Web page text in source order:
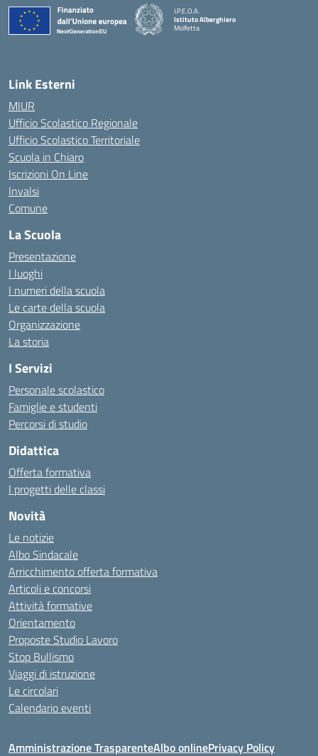
I.P.E.O.A.
Istituto Alberghiero
Molfetta
Link Esterni
MIUR
Ufficio Scolastico Regionale
Ufficio Scolastico Territoriale
Scuola in Chiaro
Iscrizioni On Line
Invalsi
Comune
La Scuola
Presentazione
I luoghi
I numeri della scuola
Le carte della scuola
Organizzazione
La storia
I Servizi
Personale scolastico
Famiglie e studenti
Percorsi di studio
Didattica
Offerta formativa
I progetti delle classi
Novità
Le notizie
Albo Sindacale
Arricchimento offerta formativa
Articoli e concorsi
Attività formative
Orientamento
Proposte Studio Lavoro
Stop Bullismo
Viaggi di istruzione
Le circolari
Calendario eventi
Amministrazione TrasparenteAlbo onlinePrivacy Policy